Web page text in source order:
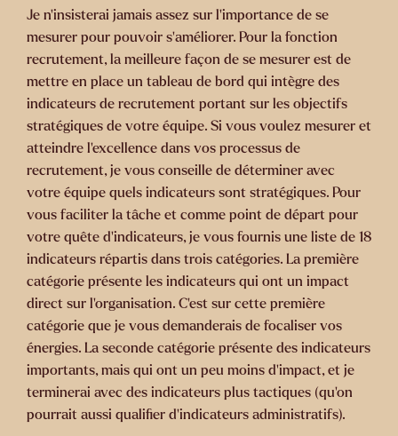
Je n’insisterai jamais assez sur l’importance de se
mesurer pour pouvoir s’améliorer. Pour la fonction
recrutement, la meilleure façon de se mesurer est de
mettre en place un tableau de bord qui intègre des
indicateurs de recrutement portant sur les objectifs
stratégiques de votre équipe. Si vous voulez mesurer et
atteindre l’excellence dans vos processus de
recrutement, je vous conseille de déterminer avec
votre équipe quels indicateurs sont stratégiques. Pour
vous faciliter la tâche et comme point de départ pour
votre quête d’indicateurs, je vous fournis une liste de 18
indicateurs répartis dans trois catégories. La première
catégorie présente les indicateurs qui ont un impact
direct sur l’organisation. C’est sur cette première
catégorie que je vous demanderais de focaliser vos
énergies. La seconde catégorie présente des indicateurs
importants, mais qui ont un peu moins d’impact, et je
terminerai avec des indicateurs plus tactiques (qu’on
pourrait aussi qualifier d’indicateurs administratifs).